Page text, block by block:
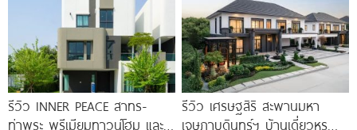
รีวิว INNER PEACE สาทร-
ท่าพระ พรีเมียมทาวน์โฮม และ
รีวิว เศรษฐสิริ สะพานมหา
เจษฎาบดินทร์ฯ บ้านเดี่ยวหรู